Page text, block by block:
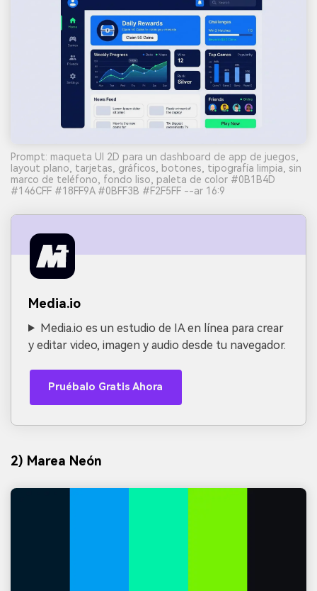
Prompt: maqueta UI 2D para un dashboard de app de juegos,
layout plano, tarjetas, gráficos, botones, tipografía limpia, sin
marco de teléfono, fondo liso, paleta de color #0B1B4D
#146CFF #18FF9A #0BFF3B #F2F5FF --ar 16:9
Media.io
Media.io es un estudio de IA en línea para crear
y editar video, imagen y audio desde tu navegador.
Pruébalo Gratis Ahora
2) Marea Neón